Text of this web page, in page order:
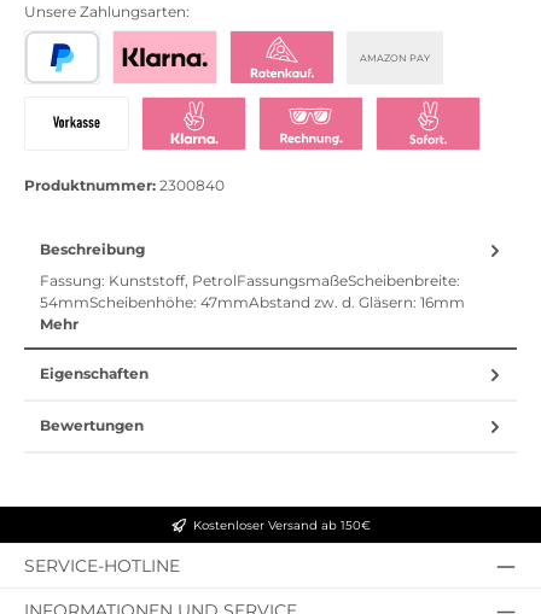
Unsere Zahlungsarten:
AMAZON PAY
Bezahlen mit KlarnaKlarna Ratenkauf
Produktnummer: 2300840
Beschreibung
Fassung: Kunststoff, PetrolFassungsmaßeScheibenbreite:
54mmScheibenhöhe: 47mmAbstand zw. d. Gläsern: 16mm
Mehr
Eigenschaften
Bewertungen
Kostenloser Versand ab 150€
SERVICE-HOTLINE